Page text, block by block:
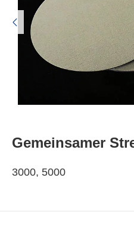

Gemeinsamer
3000, 5000